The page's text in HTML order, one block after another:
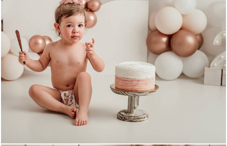
880 0